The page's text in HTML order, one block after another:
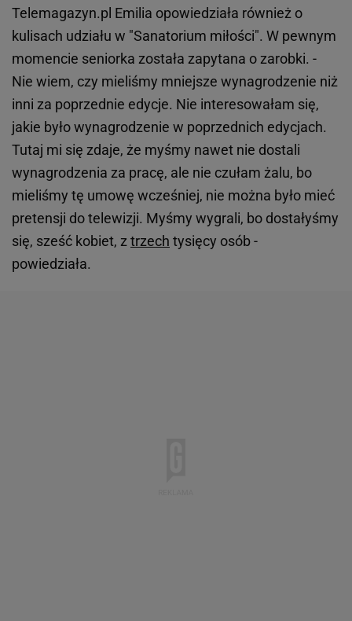
Telemagazyn.pl Emilia opowiedziała również o
kulisach udziału w "Sanatorium miłości". W pewnym
momencie seniorka została zapytana o zarobki. -
Nie wiem, czy mieliśmy mniejsze wynagrodzenie niż
inni za poprzednie edycje. Nie interesowałam się,
jakie było wynagrodzenie w poprzednich edycjach.
Tutaj mi się zdaje, że myśmy nawet nie dostali
wynagrodzenia za pracę, ale nie czułam żalu, bo
mieliśmy tę umowę wcześniej, nie można było mieć
pretensji do telewizji. Myśmy wygrali, bo dostałyśmy
się, sześć kobiet, ztrzech tysięcy osób -
powiedziała.